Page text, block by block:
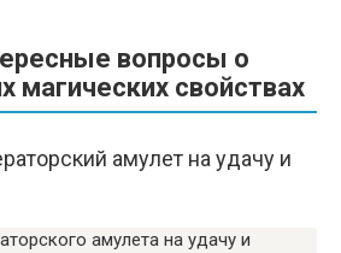
вопросы о
магических свойствах
амулет на удачу и
амулета на удачу и